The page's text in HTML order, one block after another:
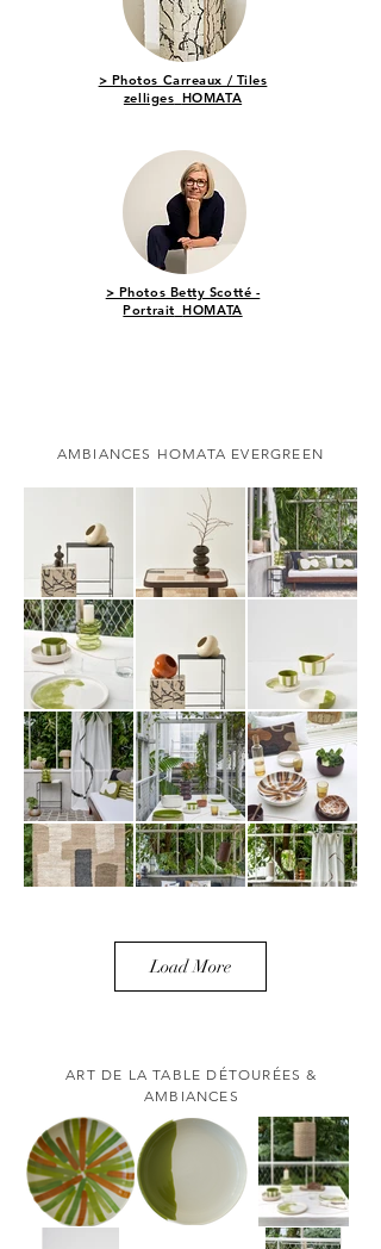
> Photos Carreaux / Tiles
zelliges HOMATA
> Photos Betty Scotté -
Portrait HOMATA
AMBIANCES HOMATA EVERGREEN
Load More
ART DE LA TABLE DÉTOURÉES &
AMBIANCES